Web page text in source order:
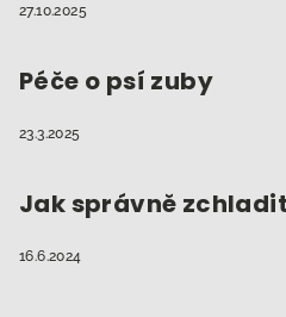
27.10.2025
Péče o psí zuby
23.3.2025
Jak správně
16.6.2024